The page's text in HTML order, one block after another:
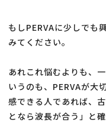
あっても生活
せん。仕事柄
ーコックピ
もしPERVAに少しでも
みてください。
あれこれ悩むよりも、
いうのも、PERVAが大
感できる人であれば、
となら波長が合う」と